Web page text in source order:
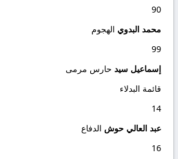
90
محمد البدوي الهجوم
99
إسماعيل سيد حارس مرمى
قائمة البدلاء
14
عبد العالي حوش الدفاع
16